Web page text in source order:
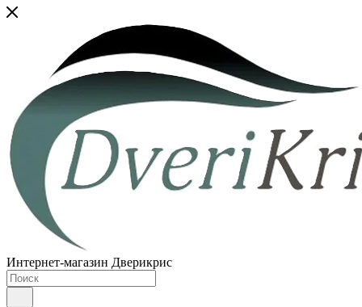
Интернет-магазин Дверикрис